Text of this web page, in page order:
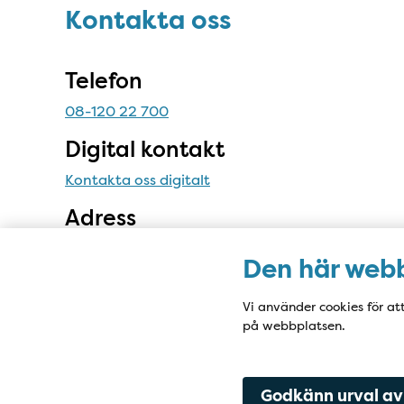
Den här
Vi använder cookies för
på webbplatsen.
Godkänn urval
Kontakta oss
Kontakta oss
Telefon
08-120 22 700
Digital kontakt
Kontakta oss digitalt
Adress
Löwenströmska Sjukhuset